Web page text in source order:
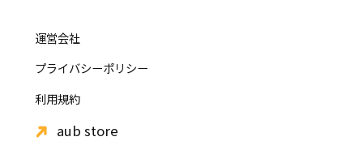
運営会社
プライバシーポリシー
利用規約
aub store